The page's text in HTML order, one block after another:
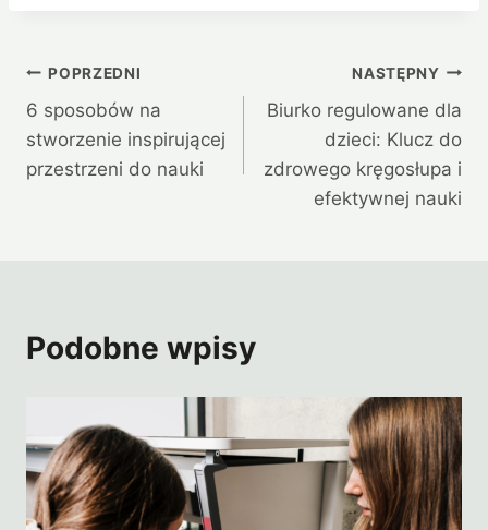
Nawigacja
wpisu
POPRZEDNI
6 sposobów na
stworzenie inspirującej
przestrzeni do nauki
NASTĘPNY
Biurko regulowane dla
dzieci: Klucz do
zdrowego kręgosłupa i
efektywnej nauki
Podobne wpisy